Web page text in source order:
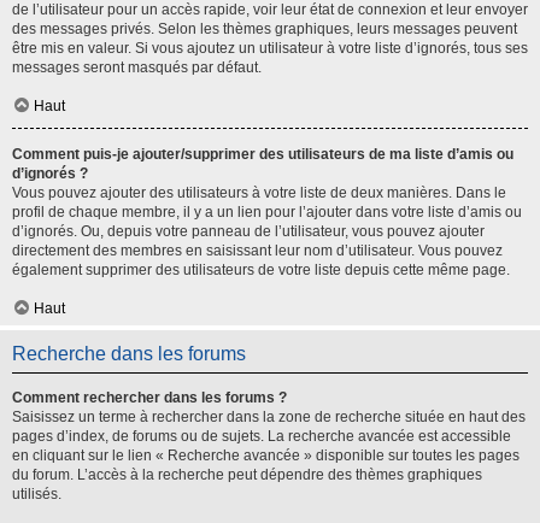
de l’utilisateur pour un accès rapide, voir leur état de connexion et leur envoyer
des messages privés. Selon les thèmes graphiques, leurs messages peuvent
être mis en valeur. Si vous ajoutez un utilisateur à votre liste d’ignorés, tous ses
messages seront masqués par défaut.
Haut
Comment puis-je ajouter/supprimer des utilisateurs de ma liste d’amis ou
d’ignorés ?
Vous pouvez ajouter des utilisateurs à votre liste de deux manières. Dans le
profil de chaque membre, il y a un lien pour l’ajouter dans votre liste d’amis ou
d’ignorés. Ou, depuis votre panneau de l’utilisateur, vous pouvez ajouter
directement des membres en saisissant leur nom d’utilisateur. Vous pouvez
également supprimer des utilisateurs de votre liste depuis cette même page.
Haut
Recherche dans les forums
Comment rechercher dans les forums ?
Saisissez un terme à rechercher dans la zone de recherche située en haut des
pages d’index, de forums ou de sujets. La recherche avancée est accessible
en cliquant sur le lien « Recherche avancée » disponible sur toutes les pages
du forum. L’accès à la recherche peut dépendre des thèmes graphiques
utilisés.